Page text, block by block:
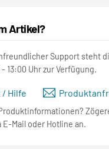
Artikel?
Support steht
13:00 Uhr zur Verfügung.
Hilfe
E-Mail oder Hotline an.